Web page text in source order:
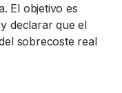
El objetivo es
declarar que el
sobrecoste real